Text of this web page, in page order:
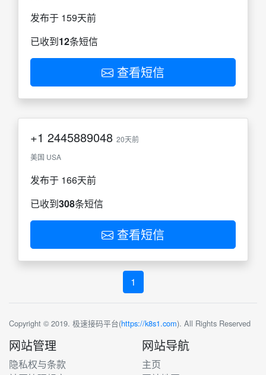
发布于 159天前
已收到12条短信
查看短信
+1 2445889048 20天前
美国 USA
发布于 166天前
已收到308条短信
查看短信
1
Copyright © 2019. 极速接码平台(https://k8s1.com). All Rights Reserved
网站管理
隐私权与条款
网站导航
主页